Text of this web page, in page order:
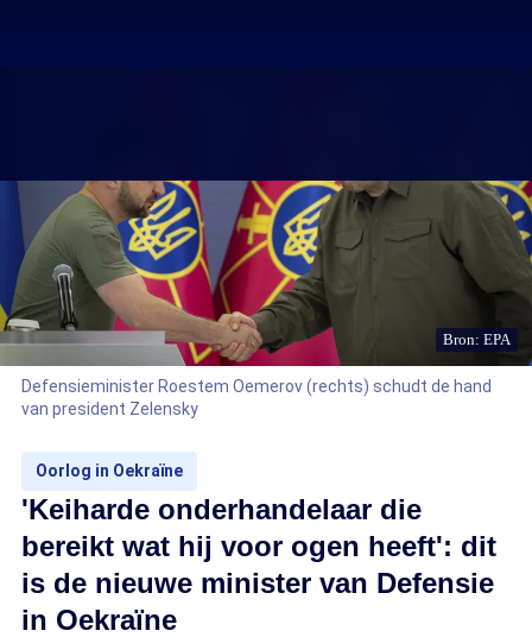
Bron: EPA
Defensieminister Roestem Oemerov (rechts) schudt de hand
van president Zelensky
Oorlog in Oekraïne
'Keiharde onderhandelaar die
bereikt wat hij voor ogen heeft': dit
is de nieuwe minister van Defensie
in Oekraïne